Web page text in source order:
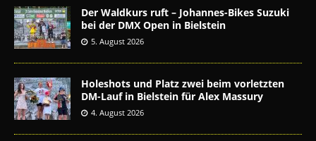
Der Waldkurs ruft – Johannes-Bikes Suzuki
bei der DMX Open in Bielstein
5. August 2026
Holeshots und Platz zwei beim vorletzten
DM-Lauf in Bielstein für Alex Massury
4. August 2026